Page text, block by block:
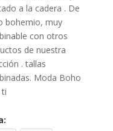
a la cadera . De
bohemio, muy
con otros
de nuestra
. tallas
Moda Boho